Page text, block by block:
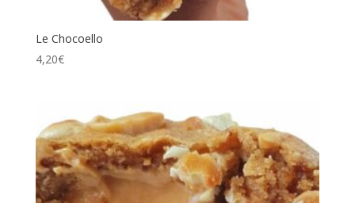
Le Chocoello
4,20€